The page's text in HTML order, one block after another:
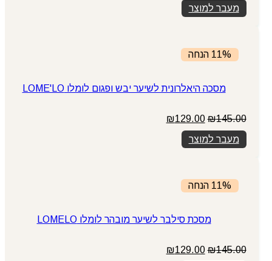
מעבר למוצר
11% הנחה
מסכה היאלרונית לשיער יבש ופגום לומלו LOME'LO
₪145.00
המחיר
המקורי
היה:
₪145.00.
₪129.00
מעבר למוצר
11% הנחה
מסכת סילבר לשיער מובהר לומלו LOMELO
₪145.00
המחיר
₪129.00